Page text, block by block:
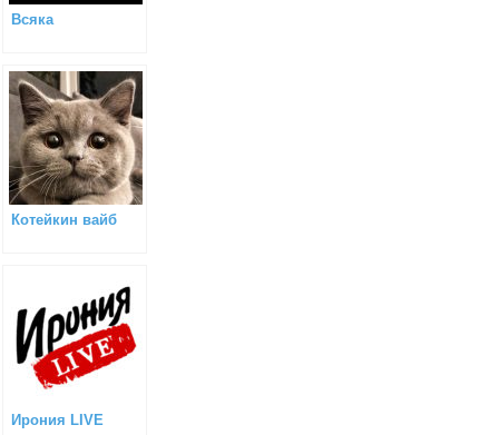
Всяка
Котейкин вайб
Ирония LIVE